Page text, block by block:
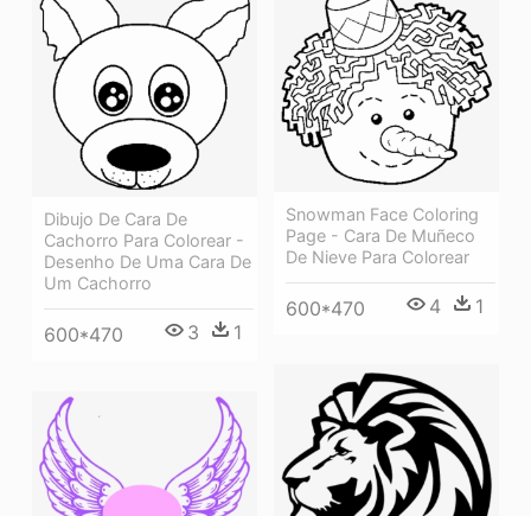
Dibujo De Cara De
Cachorro Para Colorear -
Desenho De Uma Cara De
Um Cachorro
600*470 3 1
Snowman Face Coloring
Page - Cara De Muñeco
De Nieve Para Colorear
600*470 4 1